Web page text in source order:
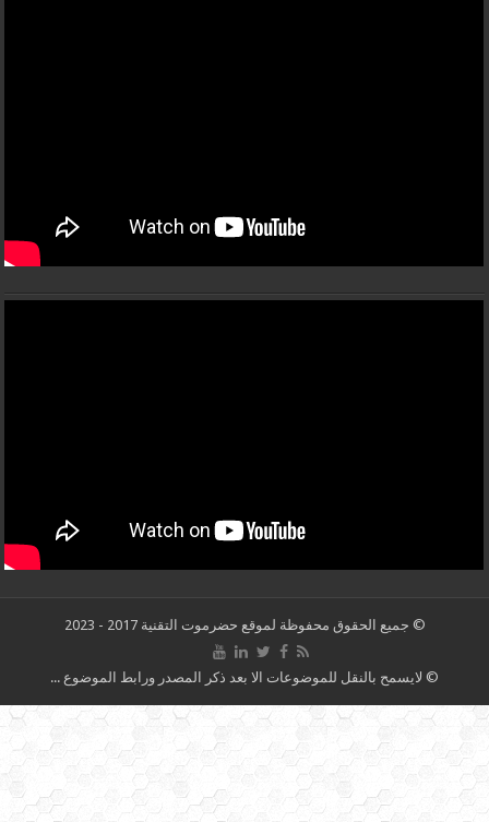
© جميع الحقوق محفوظة لموقع حضرموت التقنية 2017 - 2023
© لايسمح بالنقل للموضوعات الا بعد ذكر المصدر ورابط الموضوع ...